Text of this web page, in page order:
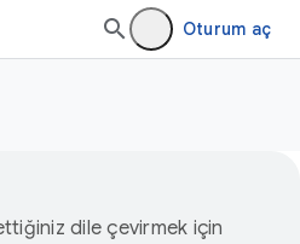
Oturum aç
dile çevirmek için